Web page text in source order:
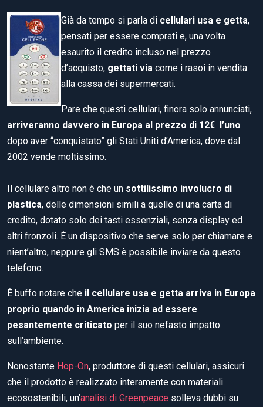
Già da tempo si parla di cellulari usa e getta,
pensati per essere comprati e, una volta
esaurito il credito incluso nel prezzo
d’acquisto, gettati via come i rasoi in vendita
alla cassa dei supermercati.
Pare che questi cellulari, finora solo annunciati,
arriveranno davvero in Europa al prezzo di 12€ l’uno
dopo aver “conquistato” gli Stati Uniti d’America, dove dal
2002 vende moltissimo.
Il cellulare altro non è che un sottilissimo involucro di
plastica, delle dimensioni simili a quelle di una carta di
credito, dotato solo dei tasti essenziali, senza display ed
altri fronzoli. È un dispositivo che serve solo per chiamare e
nient’altro, neppure gli SMS è possibile inviare da questo
telefono.
È buffo notare che il cellulare usa e getta arriva in Europa
proprio quando in America inizia ad essere
pesantemente criticato per il suo nefasto impatto
sull’ambiente.
Nonostante Hop-On, produttore di questi cellulari, assicuri
che il prodotto è realizzato interamente con materiali
ecosostenibili, un’analisi di Greenpeace solleva dubbi su